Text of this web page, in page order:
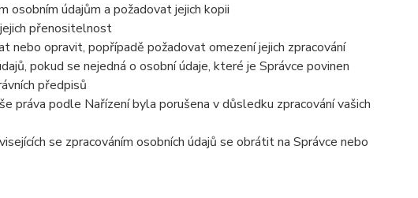
osobním údajům a požadovat jejich kopii
přenositelnost
nebo opravit, popřípadě požadovat omezení jejich zpracování
pokud se nejedná o osobní údaje, které je Správce povinen
předpisů
práva podle Nařízení byla porušena v důsledku zpracování vašich
se zpracováním osobních údajů se obrátit na Správce nebo